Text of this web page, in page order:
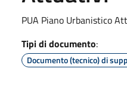
PUA Piano Urbanistico
Tipi di documento:
Documento (tecnico) di